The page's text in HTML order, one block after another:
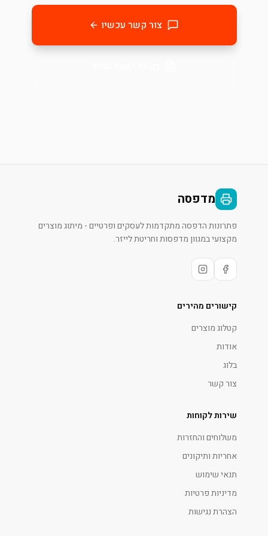
צור קשר עכשיו
מדפסה
פתרונות הדפסה מתקדמות לעסקים ופרטיים - מיתוג מוצרים
מקצועי במגוון מדפסות וחריטת לייזר.
קישורים מהירים
קטלוג מוצרים
אודות
בלוג
צור קשר
שירות לקוחות
משלוחים והחזרות
אחריות ותיקונים
תנאי שימוש
מדיניות פרטיות
הצהרת נגישות